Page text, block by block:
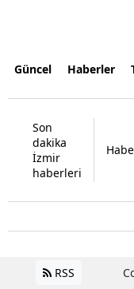
Güncel Haberler
Son
dakika
İzmir
haberleri
RSS